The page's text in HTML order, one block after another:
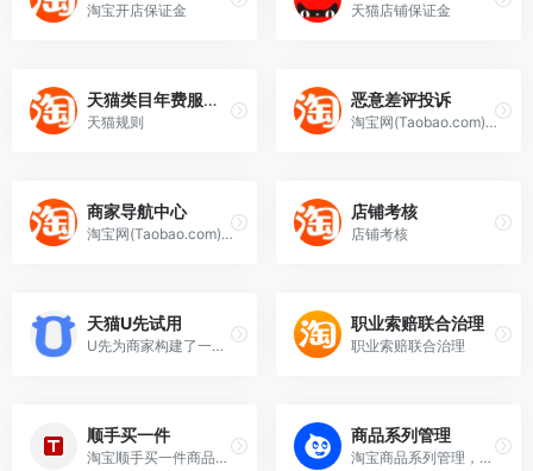
淘宝开店保证金 天猫店铺保证金
天猫类目年费服务费一览表
天猫规则
恶意差评投诉
淘宝网(Taobao.com)作为专业的购物网站拥有全球时尚前沿的消费者购物集市,100%认证网上商城及超值二手商品区，同时购物安全，产品丰富，应有尽有,任你选购,让你尽享网上在线购物乐趣！
商家导航中心
淘宝网(Taobao.com)作为专业的购物网站拥有全球时尚前沿的消费者购物集市,100%认证网上商城及超值二手商品区，同时购物安全，产品丰富，应有尽有,任你选购,让你尽享网上在线购物乐趣！
店铺考核
店铺考核
天猫U先试用
U先为商家构建了一站式体系化样品运营平台，便捷高效的帮助品牌通过样品快速的完成大促前站精准蓄水、拉新、回购转化等动作，并提供多维度数据分析和诊断优化方法。
职业索赔联合治理
职业索赔联合治理
顺手买一件
淘宝顺手买一件商品设置管理
商品系列管理
淘宝商品系列管理，链接分类搭建组合